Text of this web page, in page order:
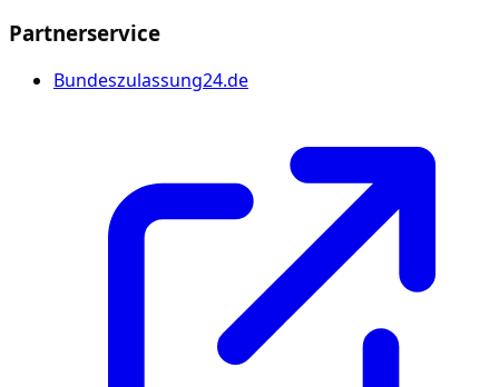
Partnerservice
Bundeszulassung24.de